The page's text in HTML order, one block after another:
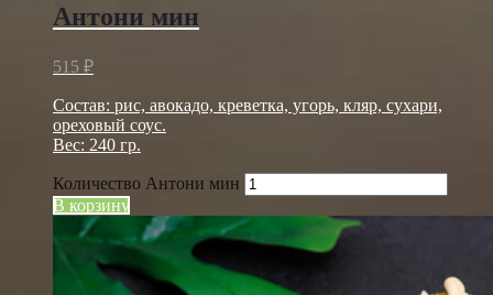
Антони мин
515 ₽
Состав: рис, авокадо, креветка, угорь, кляр, сухари,
ореховый соус.
Вес: 240 гр.
Количество Антони мин
В корзину